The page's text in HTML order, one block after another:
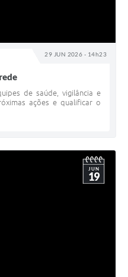
29 JUN 2026 - 14h23
de saúde, vigilância e
ações e qualificar o
JUN
19